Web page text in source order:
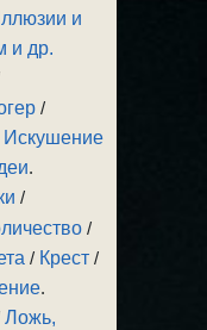
и
и др.
/
Искушение
.
/
/
/ Крест /
.
Ложь,